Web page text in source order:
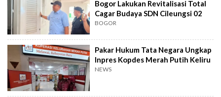
Bogor Lakukan Revitalisasi Total
Cagar Budaya SDN Cileungsi 02
BOGOR
Pakar Hukum Tata Negara Ungkap
Inpres Kopdes Merah Putih Keliru
NEWS